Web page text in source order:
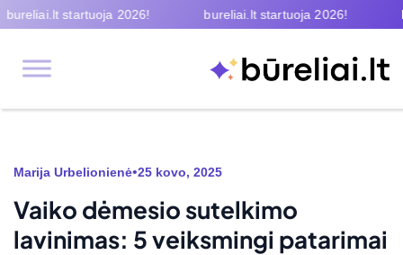
startuoja 2026! bureliai.lt startuoja 2026!
Marija Urbelionienė•25 kovo, 2025
Vaiko dėmesio sutelkimo
lavinimas: 5 veiksmingi patarimai